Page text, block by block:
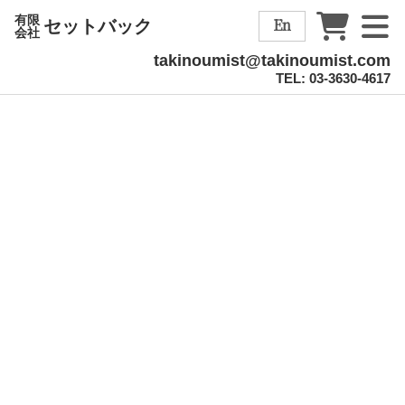
有限
会社 セットバック En
takinoumist@takinoumist.com
TEL: 03-3630-4617